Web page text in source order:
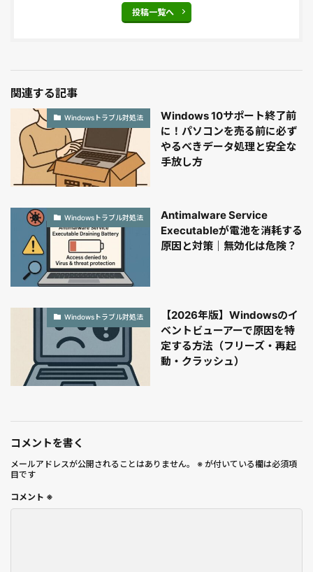
投稿一覧へ
関連する記事
Windowsトラブル対処法
Windows 10サポート終了前
に！パソコンを売る前に必ず
やるべきデータ処理と安全な
手放し方
Windowsトラブル対処法
Antimalware Service
Executableが電池を消耗する
原因と対策｜無効化は危険？
Windowsトラブル対処法
【2026年版】Windowsのイ
ベントビューアーで原因を特
定する方法（フリーズ・再起
動・クラッシュ）
コメントを書く
メールアドレスが公開されることはありません。 ※ が付いている欄は必須項
目です
コメント ※